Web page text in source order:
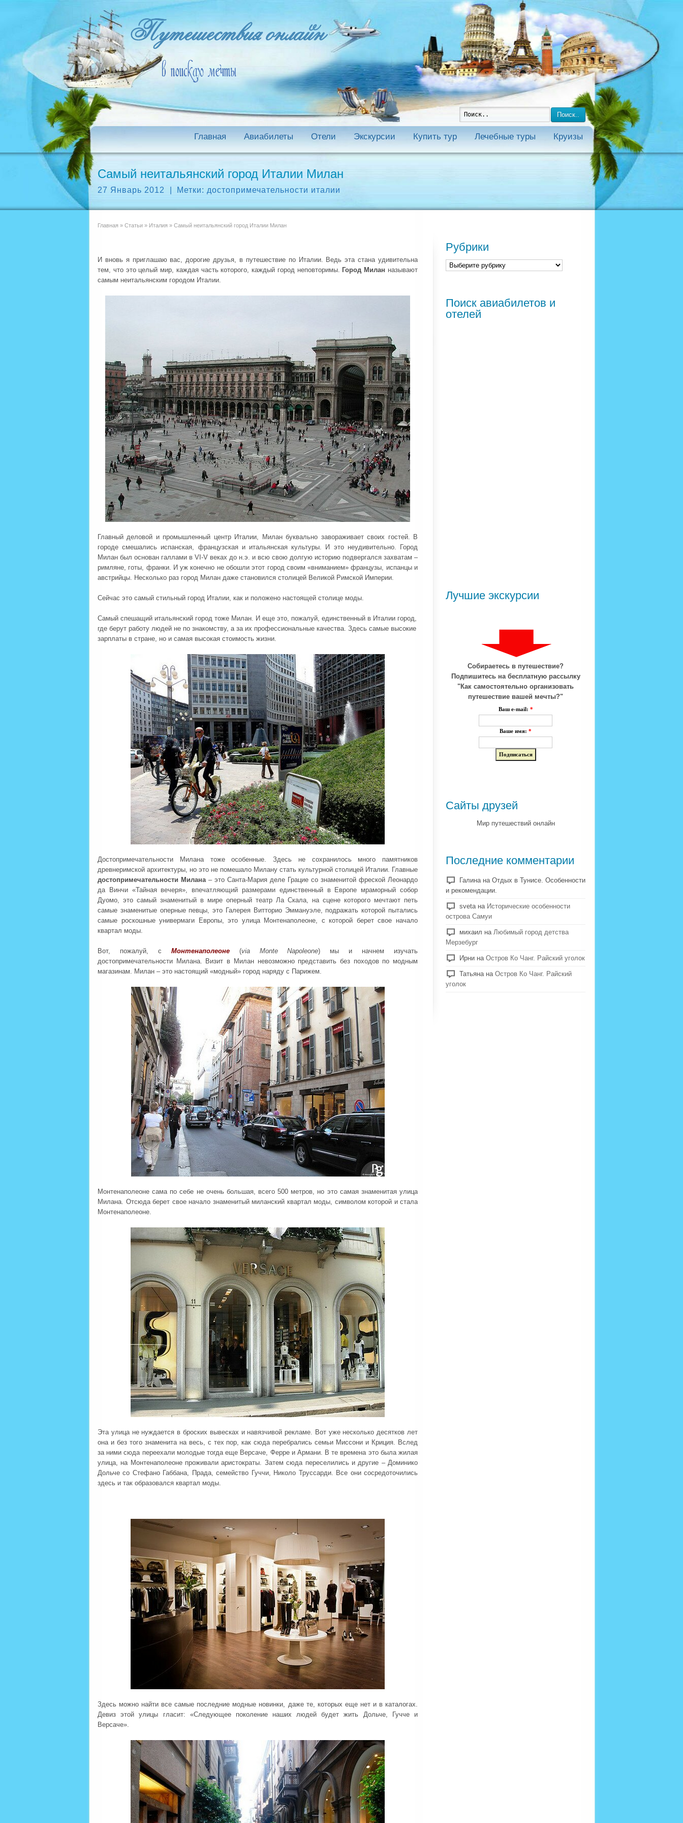
Поиск..
Главная Авиабилеты Отели Экскурсии Купить тур Лечебные туры Круизы
Самый неитальянский город Италии Милан
27 Январь 2012 Метки: достопримечательности италии
Главная » Статьи » Италия » Самый неитальянский город Италии Милан
И вновь я приглашаю вас, дорогие друзья, в путешествие по Италии. Ведь эта стана удивительна
тем, что это целый мир, каждая часть которого, каждый город неповторимы. Город Милан называют
самым неитальянским городом Италии.
Главный деловой и промышленный центр Италии, Милан буквально завораживает своих гостей. В
городе смешались испанская, французская и итальянская культуры. И это неудивительно. Город
Милан был основан галлами в VI-V веках до н.э. и всю свою долгую историю подвергался захватам –
римляне, готы, франки. И уж конечно не обошли этот город своим «вниманием» французы, испанцы и
австрийцы. Несколько раз город Милан даже становился столицей Великой Римской Империи.
Сейчас это самый стильный город Италии, как и положено настоящей столице моды.
Самый спешащий итальянский город тоже Милан. И еще это, пожалуй, единственный в Италии город,
где берут работу людей не по знакомству, а за их профессиональные качества. Здесь самые высокие
зарплаты в стране, но и самая высокая стоимость жизни.
Достопримечательности Милана тоже особенные. Здесь не сохранилось много памятников
древнеримской архитектуры, но это не помешало Милану стать культурной столицей Италии. Главные
достопримечательности Милана– это Санта-Мария деле Грацие со знаменитой фреской Леонардо
да Винчи «Тайная вечеря», впечатляющий размерами единственный в Европе мраморный собор
Дуомо, это самый знаменитый в мире оперный театр Ла Скала, на сцене которого мечтают петь
самые знаменитые оперные певцы, это Галерея Витторио Эммануэле, подражать которой пытались
самые роскошные универмаги Европы, это улица Монтенаполеоне, с которой берет свое начало
квартал моды.
Вот, пожалуй, с Монтенаполеоне(via Monte Napoleone) мы и начнем изучать
достопримечательности Милана. Визит в Милан невозможно представить без походов по модным
магазинам. Милан – это настоящий «модный» город наряду с Парижем.
Монтенаполеоне сама по себе не очень большая, всего 500 метров, но это самая знаменитая улица
Милана. Отсюда берет свое начало знаменитый миланский квартал моды, символом которой и стала
Монтенаполеоне.
Эта улица не нуждается в броских вывесках и навязчивой рекламе. Вот уже несколько десятков лет
она и без того знаменита на весь, с тех пор, как сюда перебрались семьи Миссони и Криция. Вслед
за ними сюда переехали молодые тогда еще Версаче, Ферре и Армани. В те времена это была жилая
улица, на Монтенаполеоне проживали аристократы. Затем сюда переселились и другие – Доминико
Дольче со Стефано Габбана, Прада, семейство Гуччи, Николо Труссарди. Все они сосредоточились
здесь и так образовался квартал моды.
Здесь можно найти все самые последние модные новинки, даже те, которых еще нет и в каталогах.
Девиз этой улицы гласит: «Следующее поколение наших людей будет жить Дольче, Гучче и
Версаче».
Рубрики
Поиск авиабилетов и
отелей
Лучшие экскурсии
Собираетесь в путешествие?
Подпишитесь на бесплатную рассылку
"Как самостоятельно организовать
путешествие вашей мечты?"
Ваш e-mail: *
Ваше имя: *
Сайты друзей
Мир путешествий онлайн
Последние комментарии
Галина на Отдых в Тунисе. Особенности
и рекомендации.
sveta на Исторические особенности
острова Самуи
михаил на Любимый город детства
Мерзебург
Ирни на Остров Ко Чанг. Райский уголок
Татьяна на Остров Ко Чанг. Райский
уголок